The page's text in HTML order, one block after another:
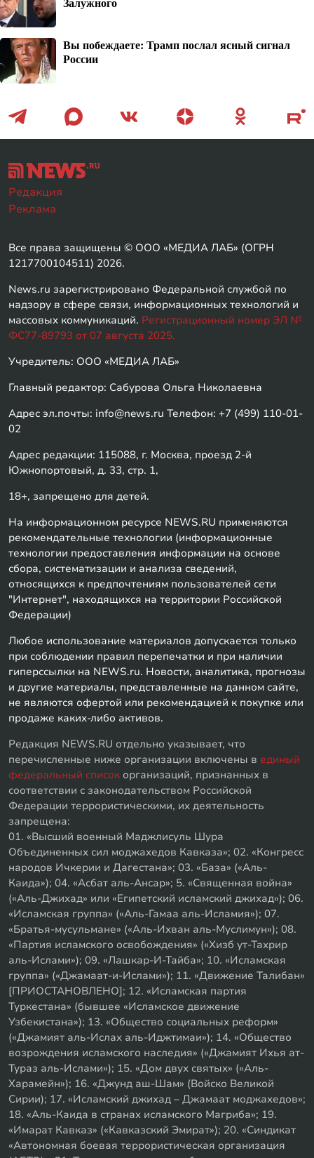
Вы побеждаете: Трамп послал ясный сигнал
России
Редакция
Реклама
Все права защищены © ООО «МЕДИА ЛАБ» (ОГРН
1217700104511) 2026.
News.ru зарегистрировано Федеральной службой по
надзору в сфере связи, информационных технологий и
массовых коммуникаций. Регистрационный номер ЭЛ №
ФС77-89793 от 07 августа 2025.
Учредитель: ООО «МЕДИА ЛАБ»
Главный редактор: Сабурова Ольга Николаевна
Адрес эл.почты: info@news.ru Телефон: +7 (499) 110-01-
02
Адрес редакции: 115088, г. Москва, проезд 2-й
Южнопортовый, д. 33, стр. 1,
18+, запрещено для детей.
На информационном ресурсе NEWS.RU применяются
рекомендательные технологии (информационные
технологии предоставления информации на основе
сбора, систематизации и анализа сведений,
относящихся к предпочтениям пользователей сети
"Интернет", находящихся на территории Российской
Федерации)
Любое использование материалов допускается только
при соблюдении правил перепечатки и при наличии
гиперссылки на NEWS.ru. Новости, аналитика, прогнозы
и другие материалы, представленные на данном сайте,
не являются офертой или рекомендацией к покупке или
продаже каких-либо активов.
Редакция NEWS.RU отдельно указывает, что
перечисленные ниже организации включены в единый
федеральный список организаций, признанных в
соответствии с законодательством Российской
Федерации террористическими, их деятельность
запрещена:
01. «Высший военный Маджлисуль Шура
Объединенных сил моджахедов Кавказа»; 02. «Конгресс
народов Ичкерии и Дагестана»; 03. «База» («Аль-
Каида»); 04. «Асбат аль-Ансар»; 5. «Священная война»
(«Аль-Джихад» или «Египетский исламский джихад»); 06.
«Исламская группа» («Аль-Гамаа аль-Исламия»); 07.
«Братья-мусульмане» («Аль-Ихван аль-Муслимун»); 08.
«Партия исламского освобождения» («Хизб ут-Тахрир
аль-Ислами»); 09. «Лашкар-И-Тайба»; 10. «Исламская
группа» («Джамаат-и-Ислами»); 11. «Движение Талибан»
[ПРИОСТАНОВЛЕНО]; 12. «Исламская партия
Туркестана» (бывшее «Исламское движение
Узбекистана»); 13. «Общество социальных реформ»
(«Джамият аль-Ислах аль-Иджтимаи»); 14. «Общество
возрождения исламского наследия» («Джамият Ихья ат-
Тураз аль-Ислами»); 15. «Дом двух святых» («Аль-
Харамейн»); 16. «Джунд аш-Шам» (Войско Великой
Сирии); 17. «Исламский джихад – Джамаат моджахедов»;
18. «Аль-Каида в странах исламского Магриба»; 19.
«Имарат Кавказ» («Кавказский Эмират»); 20. «Синдикат
«Автономная боевая террористическая организация